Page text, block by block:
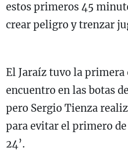
estos primeros 45
crear peligro y trenzar
El Jaraíz tuvo la primera
encuentro en las botas
pero Sergio Tienza
para evitar el primero
24’.